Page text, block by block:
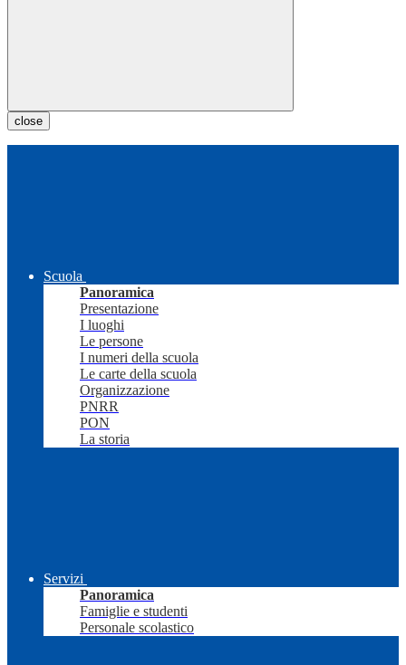
close
Scuola
Panoramica
Presentazione
I luoghi
Le persone
I numeri della scuola
Le carte della scuola
Organizzazione
PNRR
PON
La storia
Servizi
Panoramica
Famiglie e studenti
Personale scolastico